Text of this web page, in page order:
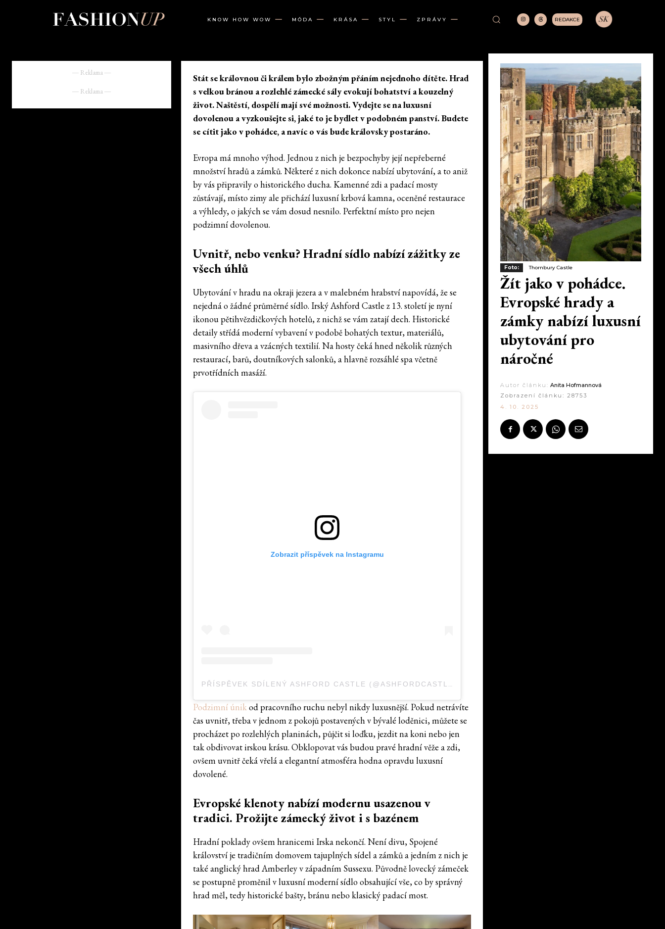
KNOW HOW WOW MÓDA KRÁSA STYL ZPRÁVY REDAKCE
― Reklama ―
― Reklama ―
Stát se královnou či králem bylo zbožným přáním nejednoho dítěte. Hrad
s velkou bránou a rozlehlé zámecké sály evokují bohatství a kouzelný
život. Naštěstí, dospělí mají své možnosti. Vydejte se na luxusní
dovolenou a vyzkoušejte si, jaké to je bydlet v podobném panství. Budete
se cítit jako v pohádce, a navíc o vás bude královsky postaráno.
Evropa má mnoho výhod. Jednou z nich je bezpochyby její nepřeberné
množství hradů a zámků. Některé z nich dokonce nabízí ubytování, a to aniž
by vás připravily o historického ducha. Kamenné zdi a padací mosty
zůstávají, místo zimy ale přichází luxusní krbová kamna, oceněné restaurace
a výhledy, o jakých se vám dosud nesnilo. Perfektní místo pro nejen
podzimní dovolenou.
Uvnitř, nebo venku? Hradní sídlo nabízí zážitky ze
všech úhlů
Ubytování v hradu na okraji jezera a v malebném hrabství napovídá, že se
nejedná o žádné průměrné sídlo. Irský Ashford Castle z 13. století je nyní
ikonou pětihvězdičkových hotelů, z nichž se vám zatají dech. Historické
detaily střídá moderní vybavení v podobě bohatých textur, materiálů,
masivního dřeva a vzácných textilií. Na hosty čeká hned několik různých
restaurací, barů, doutníkových salonků, a hlavně rozsáhlé spa včetně
prvotřídních masáží.
Zobrazit příspěvek na Instagramu
PŘÍSPĚVEK SDÍLENÝ ASHFORD CASTLE (@ASHFORDCASTLE)
Podzimní únikod pracovního ruchu nebyl nikdy luxusnější. Pokud netrávíte
čas uvnitř, třeba v jednom z pokojů postavených v bývalé loděnici, můžete se
procházet po rozlehlých planinách, půjčit si loďku, jezdit na koni nebo jen
tak obdivovat irskou krásu. Obklopovat vás budou pravé hradní věže a zdi,
ovšem uvnitř čeká vřelá a elegantní atmosféra hodna opravdu luxusní
dovolené.
Evropské klenoty nabízí modernu usazenou v
tradici. Prožijte zámecký život i s bazénem
Hradní poklady ovšem hranicemi Irska nekončí. Není divu, Spojené
království je tradičním domovem tajuplných sídel a zámků a jedním z nich je
také anglický hrad Amberley v západním Sussexu. Původně lovecký zámeček
se postupně proměnil v luxusní moderní sídlo obsahující vše, co by správný
hrad měl, tedy historické bašty, bránu nebo klasický padací most.
Foto: Thornbury Castle
Žít jako v pohádce.
Evropské hrady a
zámky nabízí luxusní
ubytování pro
náročné
Autor článku: Anita Hofmannová
Zobrazení článku: 28753
4. 10. 2025